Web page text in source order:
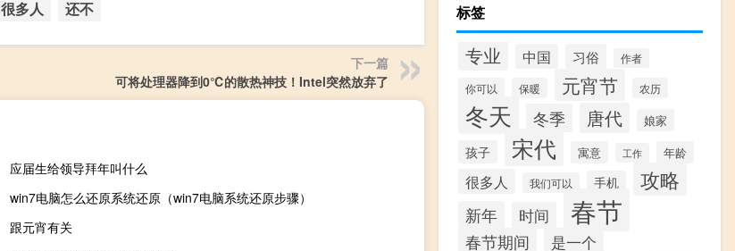
很多人 还不
下一篇
可将处理器降到0℃的散热神技！Intel突然放弃了
应届生给领导拜年叫什么
win7电脑怎么还原系统还原（win7电脑系统还原步骤）
跟元宵有关
标签
专业 中国 习俗 作者
你可以 保暖 元宵节 农历
冬天 冬季 唐代 娘家
孩子 宋代 寓意 工作 年龄
很多人 我们可以 手机 攻略
新年 时间 春节
春节期间 是一个